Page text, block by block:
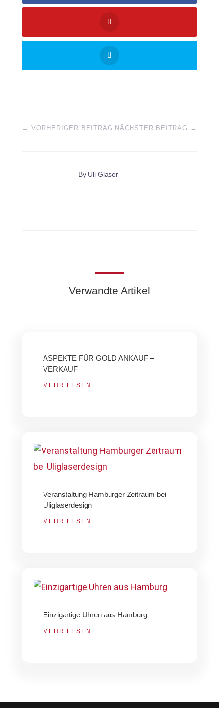
← VORHERIGER BEITRAG NÄCHSTER BEITRAG →
By Uli Glaser
Verwandte Artikel
ASPEKTE FÜR GOLD ANKAUF –
VERKAUF
MEHR LESEN...
Veranstaltung Hamburger Zeitraum bei
Uliglaserdesign
MEHR LESEN...
Einzigartige Uhren aus Hamburg
MEHR LESEN...